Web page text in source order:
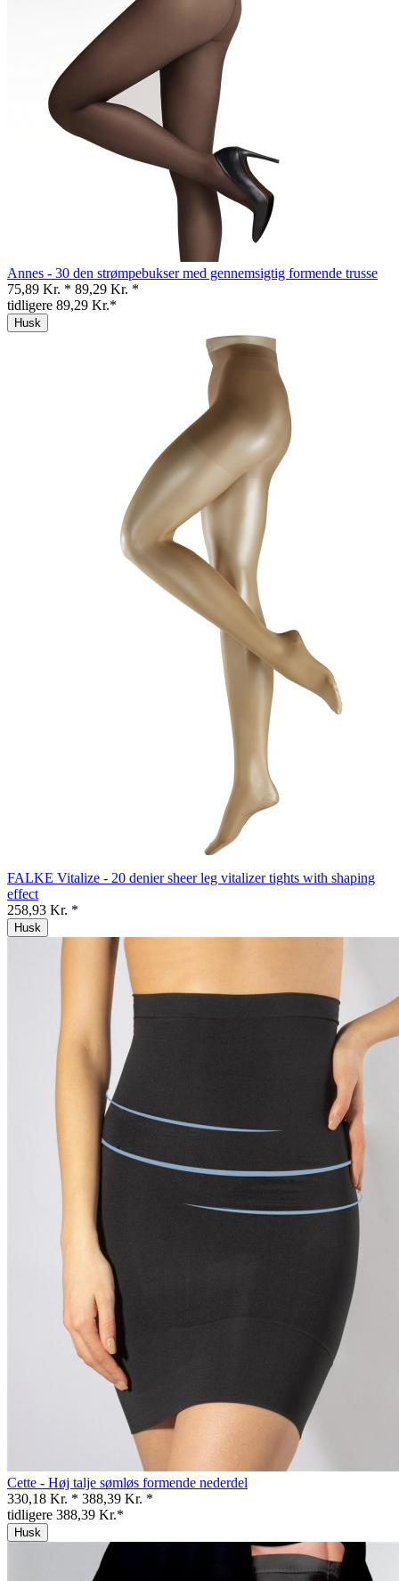
Annes - 30 den strømpebukser med gennemsigtig formende trusse
75,89 Kr. * 89,29 Kr. *
tidligere 89,29 Kr.*
Husk
FALKE Vitalize - 20 denier sheer leg vitalizer tights with shaping
effect
258,93 Kr. *
Husk
Cette - Høj talje sømløs formende nederdel
330,18 Kr. * 388,39 Kr. *
tidligere 388,39 Kr.*
Husk